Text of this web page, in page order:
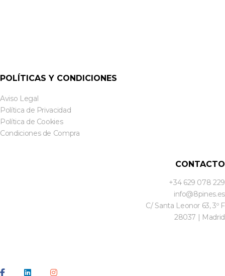
POLÍTICAS Y CONDICIONES
Aviso Legal
Política de Privacidad
Política de Cookies
Condiciones de Compra
CONTACTO
+34 629 078 229
info@8pines.es
C/ Santa Leonor 63, 3º F
28037 | Madrid